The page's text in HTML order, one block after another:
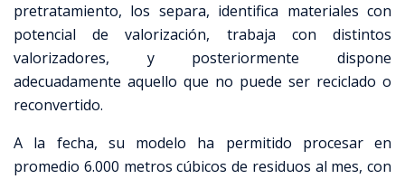
pretratamiento, los separa, identifica materiales con
potencial de valorización, trabaja con distintos
valorizadores, y posteriormente dispone
adecuadamente aquello que no puede ser reciclado o
reconvertido.
A la fecha, su modelo ha permitido procesar en
promedio 6.000 metros cúbicos de residuos al mes, con